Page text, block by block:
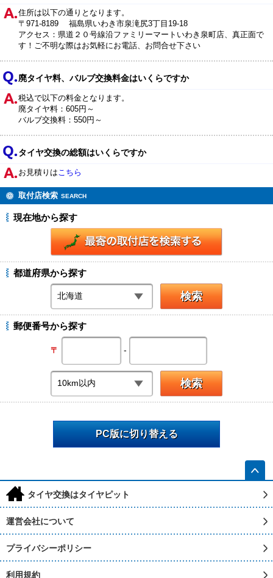
住所は以下の通りとなります。
〒971-8189 福島県いわき市泉滝尻3丁目19-18
アクセス：県道２０号線沿ファミリーマートいわき泉町店、真正面で
す！ご不明な際はお気軽にお電話、お問合せ下さい
廃タイヤ料、バルブ交換料金はいくらですか
税込で以下の料金となります。
廃タイヤ料：605円～
バルブ交換料：550円～
タイヤ交換の総額はいくらですか
お見積りはこちら
取付店検索 SEARCH
現在地から探す
都道府県から探す
郵便番号から探す
〒 -
PC版に切り替える
h タイヤ交換はタイヤピット
運営会社について
プライバシーポリシー
利用規約